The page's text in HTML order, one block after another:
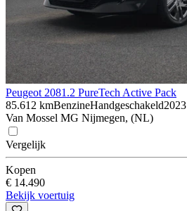
Peugeot 2081.2 PureTech Active Pack
85.612 kmBenzineHandgeschakeld2023
Van Mossel MG Nijmegen, (NL)
Vergelijk
Kopen
€ 14.490
Bekijk voertuig